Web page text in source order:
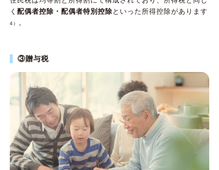
く 配偶者控除・配偶者特別控除といった所得控除があります
4） 。
③贈与税